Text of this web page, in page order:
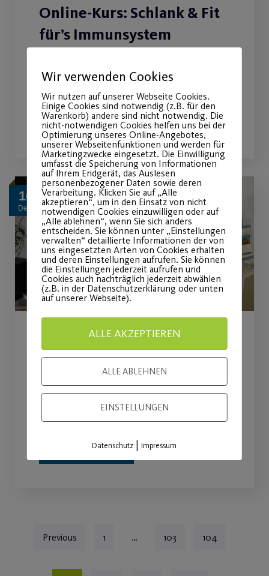
Online-Kurs: Schlank & Fit
für’s Immunsystem
Themen Ernährung und Sport.
WEITERLESEN
16
Dez.
Geschäftsstelle bis auf
Weiteres geschlossen!
Die Pandemie zwingt unsere
Geschäftsstelle in eine Pause.
WEITERLESEN
Previous 1 … 103 104
Wir verwenden Cookies
Wir nutzen auf unserer Webseite Cookies.
Einige Cookies sind notwendig (z.B. für den
Warenkorb) andere sind nicht notwendig. Die
nicht-notwendigen Cookies helfen uns bei der
Optimierung unseres Online-Angebotes,
unserer Webseitenfunktionen und werden für
Marketingzwecke eingesetzt. Die Einwilligung
umfasst die Speicherung von Informationen
auf Ihrem Endgerät, das Auslesen
personenbezogener Daten sowie deren
Verarbeitung. Klicken Sie auf „Alle
akzeptieren“, um in den Einsatz von nicht
notwendigen Cookies einzuwilligen oder auf
„Alle ablehnen“, wenn Sie sich anders
entscheiden. Sie können unter „Einstellungen
verwalten“ detaillierte Informationen der von
uns eingesetzten Arten von Cookies erhalten
und deren Einstellungen aufrufen. Sie können
die Einstellungen jederzeit aufrufen und
Cookies auch nachträglich jederzeit abwählen
(z.B. in der Datenschutzerklärung oder unten
auf unserer Webseite).
ALLE AKZEPTIEREN
ALLE ABLEHNEN
EINSTELLUNGEN
Datenschutz |Impressum